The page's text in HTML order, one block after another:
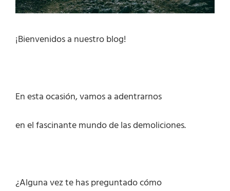
¡Bienvenidos a nuestro blog!
En esta ocasión, vamos a adentrarnos
en el fascinante mundo de las demoliciones.
¿Alguna vez te has preguntado cómo